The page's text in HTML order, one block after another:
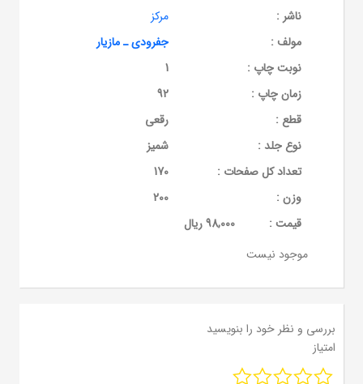
ناشر :
مرکز
مولف :
جفرودی ـ مازیار
نوبت چاپ :
1
زمان چاپ :
92
قطع :
رقعی
نوع جلد :
شمیز
تعداد کل صفحات :
170
وزن :
200
قيمت :
98,000 ریال
موجود نیست
بررسی و نظر خود را بنویسید
امتیاز